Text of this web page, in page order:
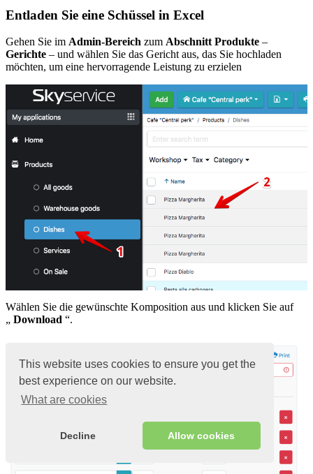
This website uses cookies to ensure you get the
best experience on our website.
What are cookies
Decline Allow cookies
Entladen Sie eine Schüssel in Excel
Gehen Sie im Admin-Bereich zum Abschnitt Produkte –
Gerichte – und wählen Sie das Gericht aus, das Sie hochladen
möchten, um eine hervorragende Leistung zu erzielen
Wählen Sie die gewünschte Komposition aus und klicken Sie auf
„ Download “.